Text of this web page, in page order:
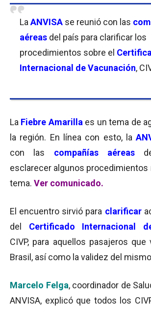
La ANVISA se reunió con las
aéreas del país para clarificar los
procedimientos sobre el
Internacional de Vacunación,
La Fiebre Amarilla es un tema de
la región. En línea con esto, la
con las compañías aéreas
esclarecer algunos procedimientos
tema. Ver comunicado.
El encuentro sirvió para clarificar
del Certificado Internacional
CIVP, para aquellos pasajeros
Brasil, así como la validez del
Marcelo Felga, coordinador de
ANVISA, explicó que todos los